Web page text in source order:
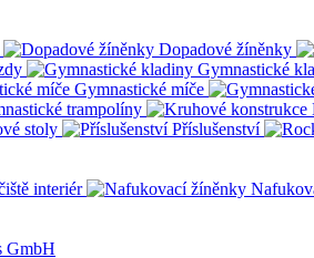
Dopadové žíněnky
Gymnastické
Gymnastické míče
trampolíny
stoly Příslušenství
interiér